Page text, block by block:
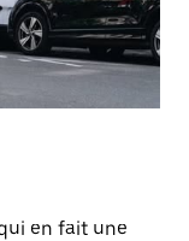
en fait une